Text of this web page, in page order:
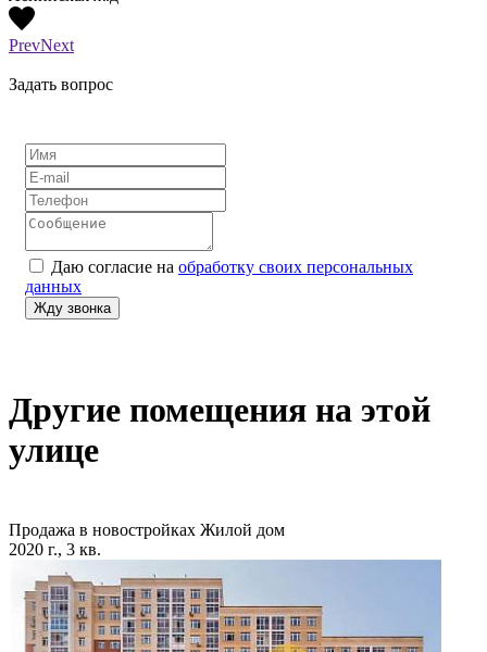
PrevNext
Задать вопрос
Даю согласие на обработку своих персональных
данных
Другие помещения на этой
улице
Продажа в новостройках Жилой дом
2020 г., 3 кв.